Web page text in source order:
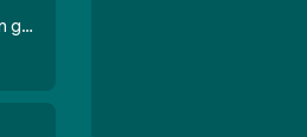
Saatı qoluma taxdım göyün üzünə qalxdım